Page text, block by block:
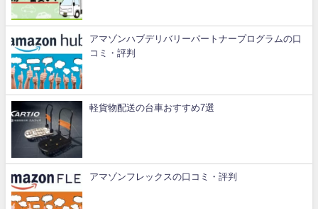
アマゾンハブデリバリーパートナープログラムの口
コミ・評判
軽貨物配送の台車おすすめ7選
アマゾンフレックスの口コミ・評判